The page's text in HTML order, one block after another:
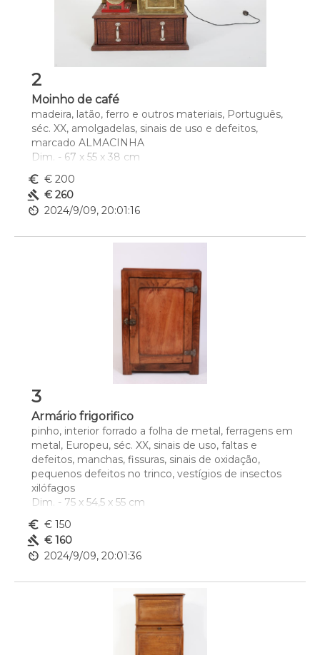
2
Moinho de café
madeira, latão, ferro e outros materiais, Português,
séc. XX, amolgadelas, sinais de uso e defeitos,
marcado ALMACINHA
Dim. - 67 x 55 x 38 cm
euro_symbol € 200
gavel € 260
av_timer 2024/9/09, 20:01:16
3
Armário frigorifico
pinho, interior forrado a folha de metal, ferragens em
metal, Europeu, séc. XX, sinais de uso, faltas e
defeitos, manchas, fissuras, sinais de oxidação,
pequenos defeitos no trinco, vestígios de insectos
xilófagos
Dim. - 75 x 54,5 x 55 cm
euro_symbol € 150
gavel € 160
av_timer 2024/9/09, 20:01:36